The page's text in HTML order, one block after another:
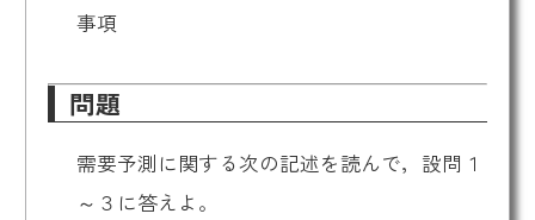
事項
問題
需要予測に関する次の記述を読んで，設問１
～３に答えよ。